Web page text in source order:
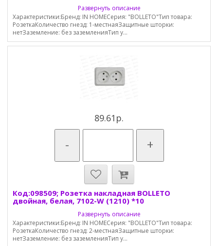
Развернуть описание
Характеристики:Бренд: IN HOMEСерия: "BOLLETO"Тип товара:
РозеткаКоличество гнезд: 1-местнаяЗащитные шторки:
нетЗаземление: без заземленияТип у...
89.61р.
- +
Код:098509; Розетка накладная BOLLETO
двойная, белая, 7102-W (1210) *10
Развернуть описание
Характеристики:Бренд: IN HOMEСерия: "BOLLETO"Тип товара:
РозеткаКоличество гнезд: 2-местнаяЗащитные шторки:
нетЗаземление: без заземленияТип у...